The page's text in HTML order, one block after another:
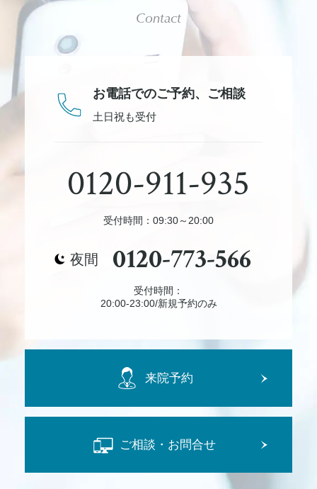
Contact
お電話でのご予約、 ご相談
土日祝も受付
0120-911-935
受付時間：09:30～20:00
夜間 0120-773-566
受付時間：
20:00-23:00/新規予約のみ
来院予約
ご相談・お問合せ